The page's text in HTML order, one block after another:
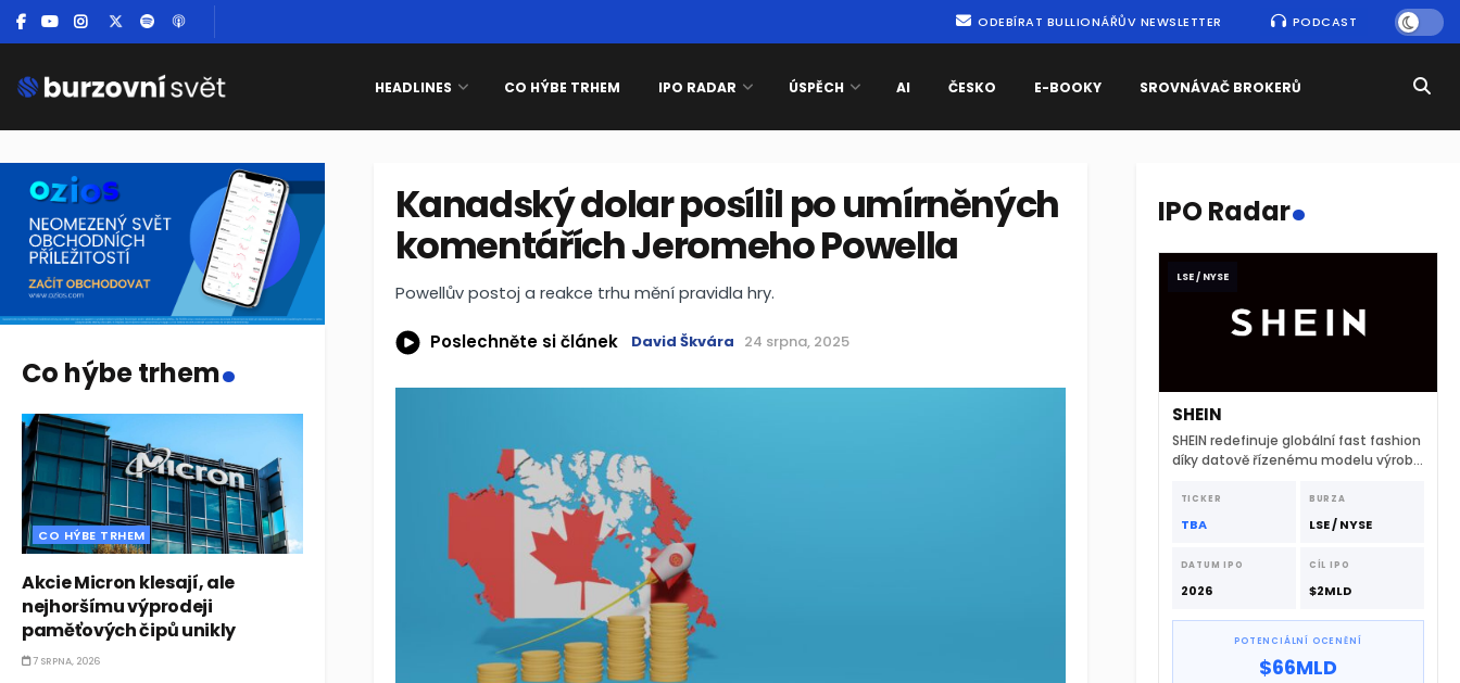
ODEBÍRAT BULLIONÁŘŮV NEWSLETTER PODCAST
HEADLINES CO HÝBE TRHEM IPO RADAR ÚSPĚCH AI ČESKO E-BOOKY SROVNÁVAČ BROKERŮ
Kanadský dolar posílil po umírněných
komentářích Jeromeho Powella
Powellův postoj a reakce trhu mění pravidla hry.
Poslechněte si článek David Škvára 24 srpna, 2025
Co hýbe trhem.
CO HÝBE TRHEM
Akcie Micron klesají, ale
nejhoršímu výprodeji
paměťových čipů unikly
7 SRPNA, 2026
IPO Radar.
LSE / NYSE
SHEIN
SHEIN redefinuje globální fast fashion
díky datově řízenému modelu výroby
dodavatelskému řetězci.
TICKER
TBA
BURZA
LSE / NYSE
DATUM IPO
2026
CÍL IPO
$2MLD
POTENCIÁLNÍ OCENĚNÍ
$66MLD